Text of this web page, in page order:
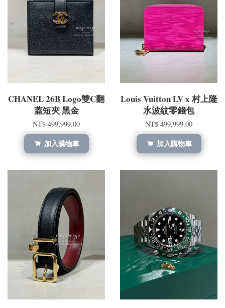
CHANEL 26B Logo雙C翻
蓋短夾 黑金
NT$ 499,999.00
加入購物車
Louis Vuitton LV x 村上隆
水波紋零錢包
NT$ 499,999.00
加入購物車